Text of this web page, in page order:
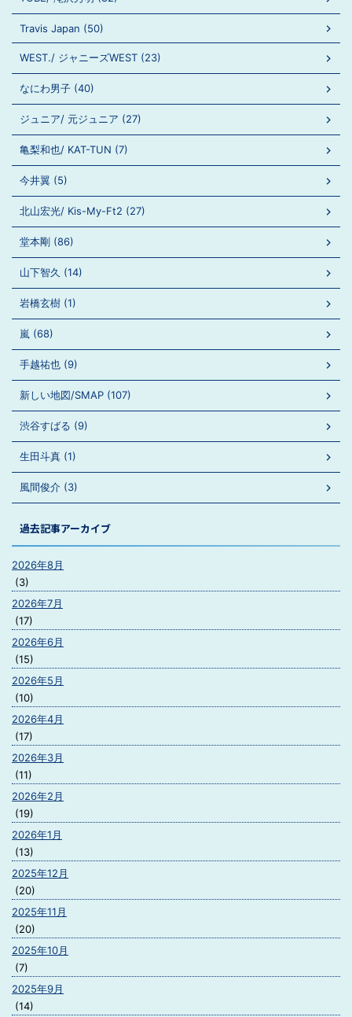
Travis Japan (50)
WEST./ ジャニーズWEST (23)
なにわ男子 (40)
ジュニア/ 元ジュニア (27)
亀梨和也/ KAT-TUN (7)
今井翼 (5)
北山宏光/ Kis-My-Ft2 (27)
堂本剛 (86)
山下智久 (14)
岩橋玄樹 (1)
嵐 (68)
手越祐也 (9)
新しい地図/SMAP (107)
渋谷すばる (9)
生田斗真 (1)
風間俊介 (3)
過去記事アーカイブ
2026年8月
(3)
2026年7月
(17)
2026年6月
(15)
2026年5月
(10)
2026年4月
(17)
2026年3月
(11)
2026年2月
(19)
2026年1月
(13)
2025年12月
(20)
2025年11月
(20)
2025年10月
(7)
2025年9月
(14)